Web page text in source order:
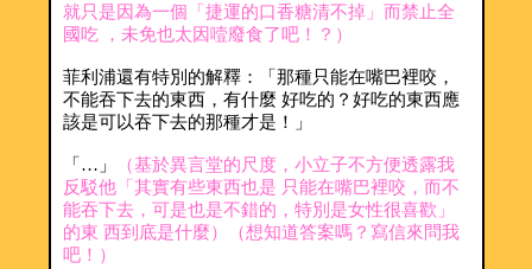
就只是因為一個「捷運的口香糖清不掉」而禁止全
國吃 ，未免也太因噎廢食了吧！？）
菲利浦還有特別的解釋：「那種只能在嘴巴裡咬，
不能吞下去的東西，有什麼 好吃的？好吃的東西應
該是可以吞下去的那種才是！」
「…」
（基於異言堂的尺度，小立子不方便透露我
反駁他「其實有些東西也是 只能在嘴巴裡咬，而不
能吞下去，可是也是不錯的，特別是女性很喜歡」
的東 西到底是什麼）（想知道答案嗎？寫信來問我
吧！）